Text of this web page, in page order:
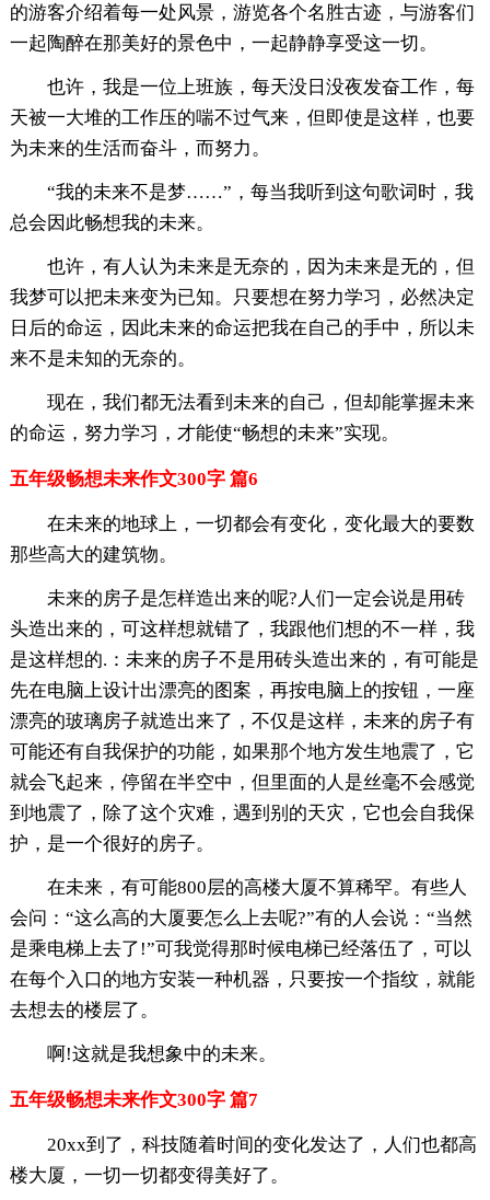
的游客介绍着每一处风景，游览各个名胜古迹，与游客们
一起陶醉在那美好的景色中，一起静静享受这一切。
也许，我是一位上班族，每天没日没夜发奋工作，每
天被一大堆的工作压的喘不过气来，但即使是这样，也要
为未来的生活而奋斗，而努力。
“我的未来不是梦……”，每当我听到这句歌词时，我
总会因此畅想我的未来。
也许，有人认为未来是无奈的，因为未来是无的，但
我梦可以把未来变为已知。只要想在努力学习，必然决定
日后的命运，因此未来的命运把我在自己的手中，所以未
来不是未知的无奈的。
现在，我们都无法看到未来的自己，但却能掌握未来
的命运，努力学习，才能使“畅想的未来”实现。
五年级畅想未来作文300字 篇6
在未来的地球上，一切都会有变化，变化最大的要数
那些高大的建筑物。
未来的房子是怎样造出来的呢?人们一定会说是用砖
头造出来的，可这样想就错了，我跟他们想的不一样，我
是这样想的.：未来的房子不是用砖头造出来的，有可能是
先在电脑上设计出漂亮的图案，再按电脑上的按钮，一座
漂亮的玻璃房子就造出来了，不仅是这样，未来的房子有
可能还有自我保护的功能，如果那个地方发生地震了，它
就会飞起来，停留在半空中，但里面的人是丝毫不会感觉
到地震了，除了这个灾难，遇到别的天灾，它也会自我保
护，是一个很好的房子。
在未来，有可能800层的高楼大厦不算稀罕。有些人
会问：“这么高的大厦要怎么上去呢?”有的人会说：“当然
是乘电梯上去了!”可我觉得那时候电梯已经落伍了，可以
在每个入口的地方安装一种机器，只要按一个指纹，就能
去想去的楼层了。
啊!这就是我想象中的未来。
五年级畅想未来作文300字 篇7
20xx到了，科技随着时间的变化发达了，人们也都高
楼大厦，一切一切都变得美好了。